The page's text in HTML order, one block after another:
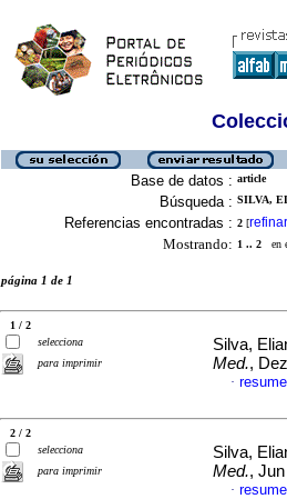
Base de datos : article
Búsqueda : SILVA,
Referencias encontradas : 2 [refinar
Mostrando: 1 .. 2 en
página 1 de 1
1 / 2
selecciona
para imprimir
Silva,
Med.,
·
2 / 2
selecciona
para imprimir
Silva,
Med.,
·